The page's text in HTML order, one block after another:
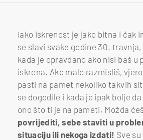
Iako iskrenost je jako bitna i čak
se slavi svake godine 30.
kada je opravdano ako nisi baš u
iskrena. Ako malo razmisliš,
pasti na pamet nekoliko takvih
se dogodile i kada je ipak bolje
ono što ti je na pameti. Možda ćeš
povrijediti, sebe staviti u
situaciju ili nekoga izdati! Sve